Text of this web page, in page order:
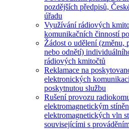
pozdějších předpisů,
úřadu
Využívání rádiových
komunikačních činností
Žádost o udělení (změnu,
nebo odnětí)
rádiových kmitočtů
Reklamace na
elektronických
poskytnutou službu
Rušení provozu
elektromagnetickým
elektromagnetických vln
souvisejícími s